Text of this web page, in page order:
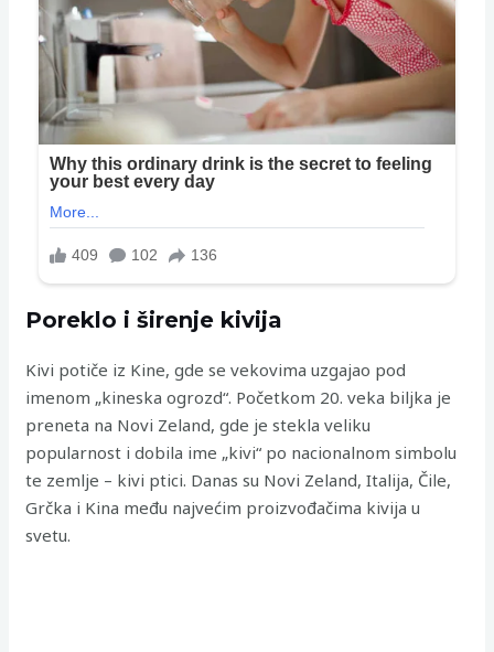
Poreklo i širenje kivija
Kivi potiče iz Kine, gde se vekovima uzgajao pod
imenom „kineska ogrozd“. Početkom 20. veka biljka je
preneta na Novi Zeland, gde je stekla veliku
popularnost i dobila ime „kivi“ po nacionalnom simbolu
te zemlje – kivi ptici. Danas su Novi Zeland, Italija, Čile,
Grčka i Kina među najvećim proizvođačima kivija u
svetu.